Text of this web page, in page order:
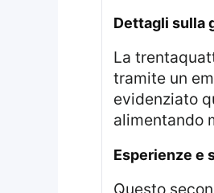
Dettagli sulla
La
tramite un
evidenziato
alimentando
Esperienze
Questo secondo stato di attesa è descritto da Bonas come diverso dal primo, poiché sta affrontando la nausea